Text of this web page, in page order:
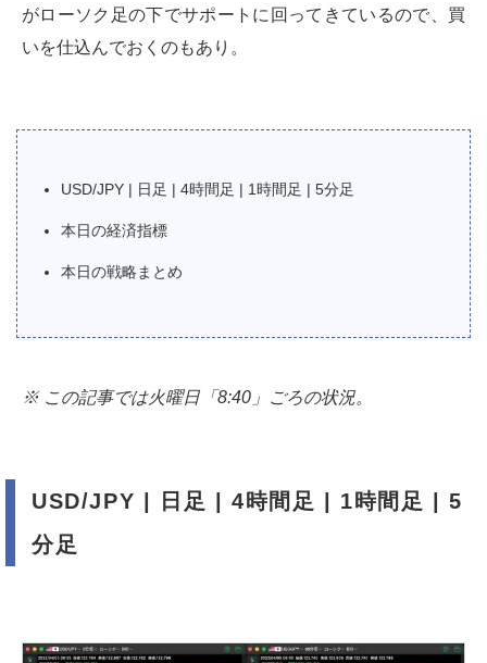
がローソク足の下でサポートに回ってきているので、買
いを仕込んでおくのもあり。
USD/JPY | 日足 | 4時間足 | 1時間足 | 5分足
本日の経済指標
本日の戦略まとめ
※ この記事では火曜日「8:40」ごろの状況。
USD/JPY | 日足 | 4時間足 | 1時間足 | 5
分足